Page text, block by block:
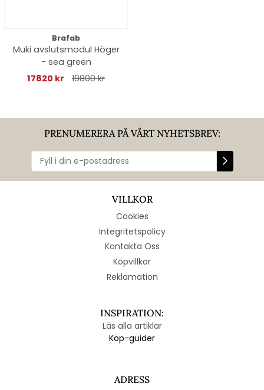
Brafab
Muki avslutsmodul Höger
- sea green
17820 kr
19800 kr
PRENUMERERA PÅ VÅRT NYHETSBREV:
VILLKOR
Cookies
Integritetspolicy
Kontakta Oss
Köpvillkor
Reklamation
INSPIRATION:
Läs alla artiklar
Köp-guider
ADRESS